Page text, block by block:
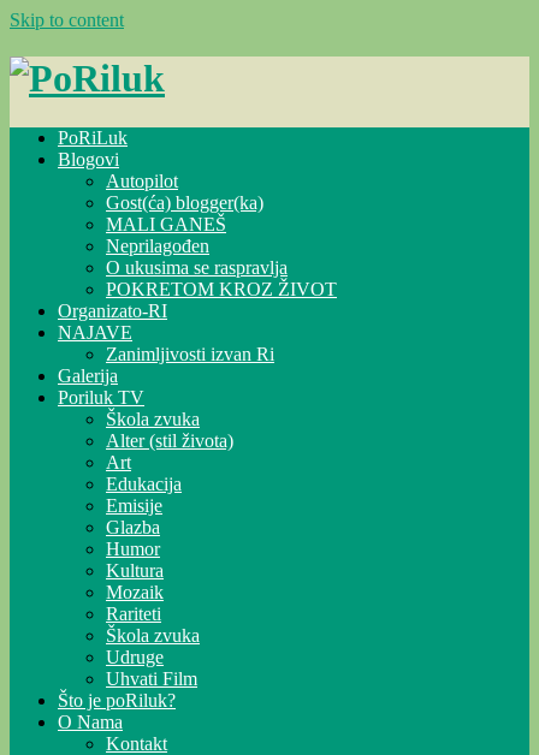
Skip to content
PoRiLuk
Blogovi
Autopilot
Gost(ća) blogger(ka)
MALI GANEŠ
Neprilagođen
O ukusima se raspravlja
POKRETOM KROZ ŽIVOT
Organizato-RI
NAJAVE
Zanimljivosti izvan Ri
Galerija
Poriluk TV
Škola zvuka
Alter (stil života)
Art
Edukacija
Emisije
Glazba
Humor
Kultura
Mozaik
Rariteti
Škola zvuka
Udruge
Uhvati Film
Što je poRiluk?
O Nama
Kontakt